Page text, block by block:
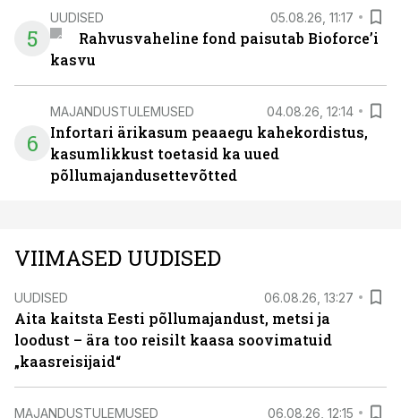
5
UUDISED 05.08.26, 11:17
Rahvusvaheline fond paisutab Bioforce’i
kasvu
6
MAJANDUSTULEMUSED 04.08.26, 12:14
Infortari ärikasum peaaegu kahekordistus,
kasumlikkust toetasid ka uued
põllumajandusettevõtted
VIIMASED UUDISED
UUDISED 06.08.26, 13:27
Aita kaitsta Eesti põllumajandust, metsi ja
loodust – ära too reisilt kaasa soovimatuid
„kaasreisijaid“
MAJANDUSTULEMUSED 06.08.26, 12:15